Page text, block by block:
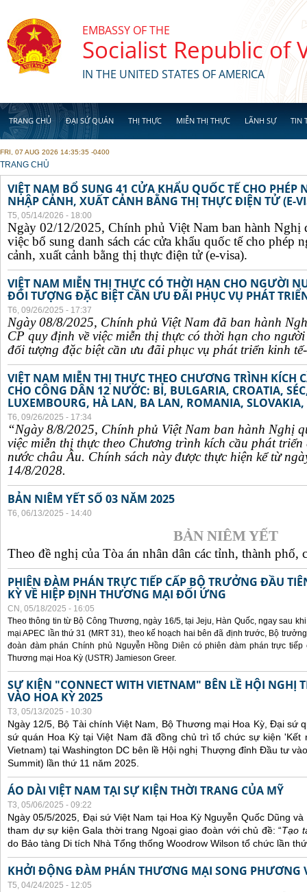
EMBASSY OF THE
Socialist Republic of
IN THE UNITED STATES OF AMERICA
TRANG CHỦ ĐẠI SỨ QUÁN THỊ THỰC MIỄN THỊ THỰC LÃNH SỰ TIN
FRI, 07 AUG 2026 14:35:35 -0400
YOU ARE HERE
TRANG CHỦ
VIỆT NAM BỔ SUNG 41 CỬA KHẨU QUỐC TẾ CHO
NHẬP CẢNH, XUẤT CẢNH BẰNG THỊ THỰC ĐIỆN TỬ (E-
T5, 05/14/2026 - 18:00
Ngày 02/12/2025, Chính phủ Việt Nam ban hành Nghị
việc bổ sung danh sách các cửa khẩu quốc tế cho phép
cảnh, xuất cảnh bằng thị thực điện tử (e-visa).
VIỆT NAM MIỄN THỊ THỰC CÓ THỜI HẠN CHO NGƯỜI
ĐỐI TƯỢNG ĐẶC BIỆT CẦN ƯU ĐÃI PHỤC VỤ PHÁT
T6, 09/26/2025 - 17:37
Ngày 08/8/2025, Chính phủ Việt Nam đã ban hành
CP quy định về việc miễn thị thực có thời hạn cho
đối tượng đặc biệt cần ưu đãi phục vụ phát triển kinh
VIỆT NAM MIỄN THỊ THỰC THEO CHƯƠNG TRÌNH KÍCH
CHO CÔNG DÂN 12 NƯỚC: BỈ, BULGARIA, CROATIA,
LUXEMBOURG, HÀ LAN, BA LAN, ROMANIA, SLOVAKIA,
T6, 09/26/2025 - 17:34
“Ngày 8/8/2025, Chính phủ Việt Nam ban hành Nghị
việc miễn thị thực theo Chương trình kích cầu phát
nước châu Âu. Chính sách này được thực hiện kể từ
14/8/2028.
BẢN NIÊM YẾT SỐ 03 NĂM 2025
T6, 06/13/2025 - 14:40
BẢN NIÊM YẾT
Theo đề nghị của Tòa án nhân dân các tỉnh, thành phố,
PHIÊN ĐÀM PHÁN TRỰC TIẾP CẤP BỘ TRƯỞNG ĐẦU
KỲ VỀ HIỆP ĐỊNH THƯƠNG MẠI ĐỐI ỨNG
CN, 05/18/2025 - 16:05
Theo thông tin từ Bộ Công Thương, ngày 16/5, tại Jeju, Hàn Quốc, ngay sau
mại APEC lần thứ 31 (MRT 31), theo kế hoạch hai bên đã định trước, Bộ
đoàn đàm phán Chính phủ Nguyễn Hồng Diên có phiên đàm phán trực
Thương mại Hoa Kỳ (USTR) Jamieson Greer.
SỰ KIỆN "CONNECT WITH VIETNAM" BÊN LỀ HỘI
VÀO HOA KỲ 2025
T3, 05/13/2025 - 10:30
Ngày 12/5, Bộ Tài chính Việt Nam, Bộ Thương mại Hoa Kỳ, Đại sứ
sứ quán Hoa Kỳ tại Việt Nam đã đồng chủ trì tổ chức sự kiện 'Kết
Vietnam) tại Washington DC bên lề Hội nghị Thượng đỉnh Đầu tư
Summit) lần thứ 11 năm 2025.
ÁO DÀI VIỆT NAM TẠI SỰ KIỆN THỜI TRANG CỦA MỸ
T3, 05/06/2025 - 09:22
Ngày 05/5/2025, Đại sứ Việt Nam tại Hoa Kỳ Nguyễn Quốc Dũng
tham dự sự kiện Gala thời trang Ngoại giao đoàn với chủ đề: “Tạo
do Bảo tàng Di tích Nhà Tổng thống Woodrow Wilson tổ chức lần
KHỞI ĐỘNG ĐÀM PHÁN THƯƠNG MẠI SONG PHƯƠNG
T5, 04/24/2025 - 12:05